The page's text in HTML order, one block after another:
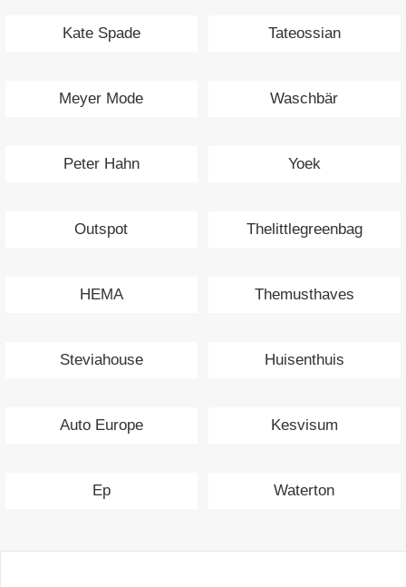
Kate Spade Tateossian
Meyer Mode Waschbär
Peter Hahn Yoek
Outspot Thelittlegreenbag
HEMA Themusthaves
Steviahouse Huisenthuis
Auto Europe Kesvisum
Ep Waterton